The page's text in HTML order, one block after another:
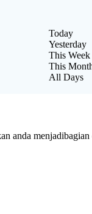
Today
Yesterday
This Week
This
All Days
anda